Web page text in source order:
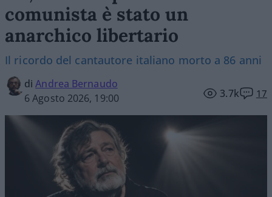
comunista è stato un
anarchico libertario
Il ricordo del cantautore italiano morto a 86 anni
diAndrea Bernaudo
6 Agosto 2026, 19:00
3.7k 17